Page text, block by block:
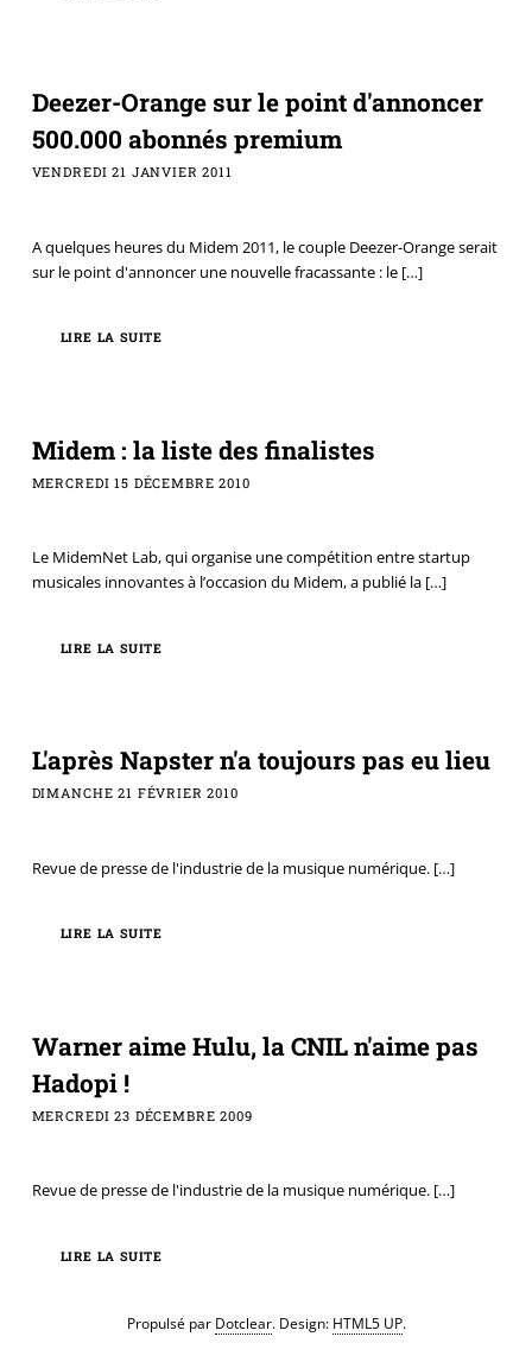
Deezer-Orange sur le point d'annoncer
500.000 abonnés premium
VENDREDI 21 JANVIER 2011
A quelques heures du Midem 2011, le couple Deezer-Orange serait
sur le point d'annoncer une nouvelle fracassante : le[…]
LIRE LA SUITE
Midem : la liste des finalistes
MERCREDI 15 DÉCEMBRE 2010
Le MidemNet Lab, qui organise une compétition entre startup
musicales innovantes à l’occasion du Midem, a publié la[…]
LIRE LA SUITE
L'après Napster n'a toujours pas eu lieu
DIMANCHE 21 FÉVRIER 2010
Revue de presse de l'industrie de la musique numérique.[…]
LIRE LA SUITE
Warner aime Hulu, la CNIL n'aime pas
Hadopi !
MERCREDI 23 DÉCEMBRE 2009
Revue de presse de l'industrie de la musique numérique.[…]
LIRE LA SUITE
Propulsé par Dotclear. Design: HTML5 UP.